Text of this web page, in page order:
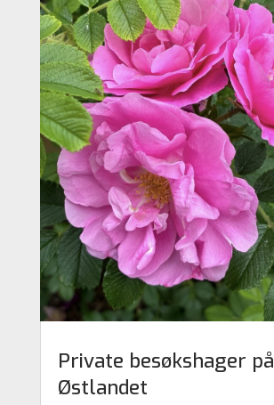
Private besøkshager på
Østlandet